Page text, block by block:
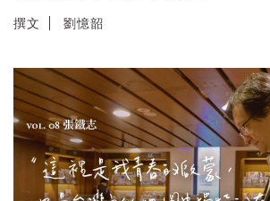
撰文 劉憶韶